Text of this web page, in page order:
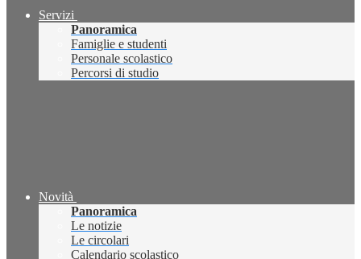
Servizi
Panoramica
Famiglie e studenti
Personale scolastico
Percorsi di studio
Novità
Panoramica
Le notizie
Le circolari
Calendario scolastico